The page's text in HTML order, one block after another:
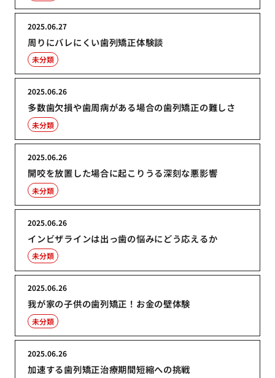
周りにバレにくい歯列矯正体験談
2025.06.27
未分類
多数歯欠損や歯周病がある場合の歯列矯正の難しさ
2025.06.26
未分類
開咬を放置した場合に起こりうる深刻な悪影響
2025.06.26
未分類
インビザラインは出っ歯の悩みにどう応えるか
2025.06.26
未分類
我が家の子供の歯列矯正！お金の壁体験
2025.06.26
未分類
加速する歯列矯正治療期間短縮への挑戦
2025.06.26